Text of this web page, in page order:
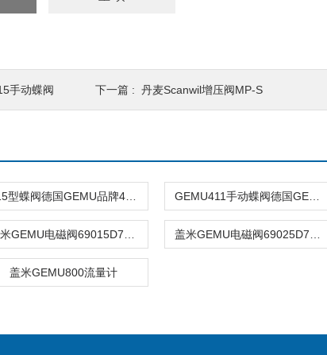
手动蝶阀 下一篇 : 丹麦Scanwil增压阀MP-S
盖米GEMU800流量计